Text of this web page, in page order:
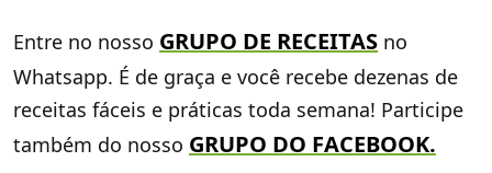
Entre no nosso GRUPO DE RECEITAS no
Whatsapp. É de graça e você recebe dezenas de
receitas fáceis e práticas toda semana! Participe
também do nosso GRUPO DO FACEBOOK.